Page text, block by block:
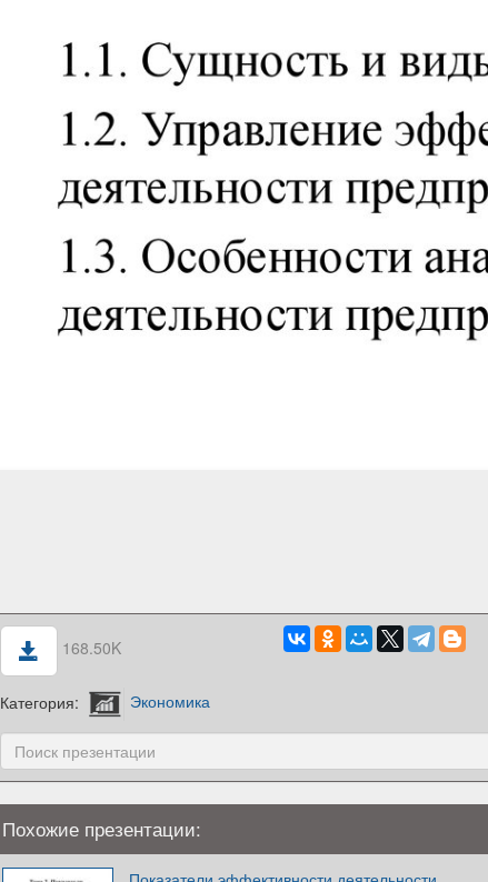
168.50K
Категория: Экономика
Похожие презентации: